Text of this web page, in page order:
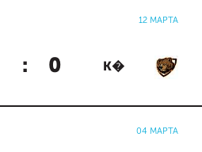
12 МАРТА
: 0 К�
04 МАРТА